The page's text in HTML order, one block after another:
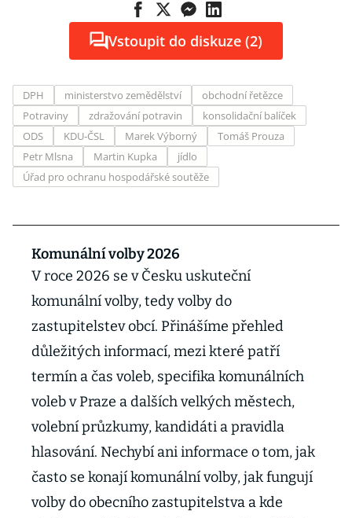
Vstoupit do diskuze (2)
DPH ministerstvo zemědělství
obchodní řetězce
Potraviny
zdražování potravin
konsolidační balíček
ODS
KDU-ČSL Marek Výborný
Tomáš Prouza
Petr Mlsna
Martin Kupka
jídlo
Úřad pro ochranu hospodářské soutěže
Komunální volby 2026
V roce 2026 se v Česku uskuteční
komunální volby, tedy volby do
zastupitelstev obcí. Přinášíme přehled
důležitých informací, mezi které patří
termín a čas voleb, specifika komunálních
voleb v Praze a dalších velkých městech,
volební průzkumy, kandidáti a pravidla
hlasování. Nechybí ani informace o tom, jak
často se konají komunální volby, jak fungují
volby do obecního zastupitelstva a kde